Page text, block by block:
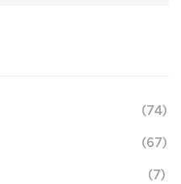
(74)
(67)
(7)